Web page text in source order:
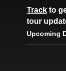
Trackto
tour
Upcoming